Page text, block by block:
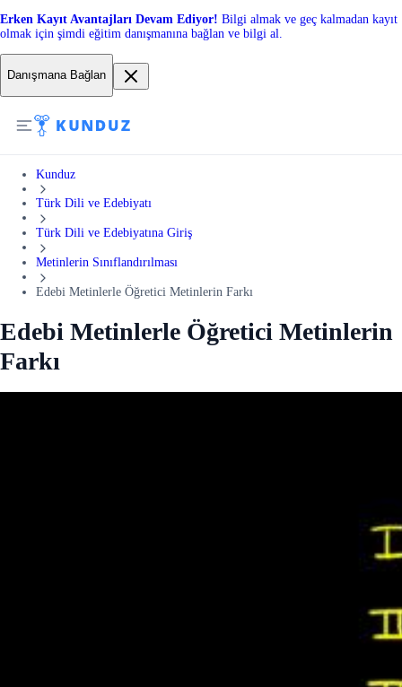
Erken Kayıt Avantajları Devam Ediyor! Bilgi almak ve geç kalmadan kayıt
olmak için şimdi eğitim danışmanına bağlan ve bilgi al.
Danışmana Bağlan
Kunduz
Türk Dili ve Edebiyatı
Türk Dili ve Edebiyatına Giriş
Metinlerin Sınıflandırılması
Edebi Metinlerle Öğretici Metinlerin Farkı
Edebi Metinlerle Öğretici Metinlerin
Farkı